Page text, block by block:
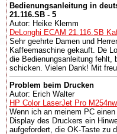
Bedienungsanleitung in
21.116.SB - 5
Autor: Heike Klemm
DeLonghi ECAM 21.116.SB
Sehr geehrte Damen und
Kaffeemaschine gekauft. De
die Bedienungsanleitung
schicken. Vielen Dank! Mit
Problem beim Drucken
Autor: Erich Walter
HP Color LaserJet Pro
Wenn ich an meinem PC
Display des Druckers ein
aufgefordert, die OK-Taste zu